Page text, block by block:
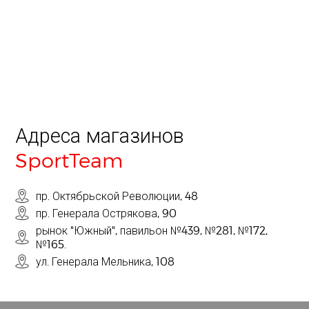
Адреса магазинов
SportTeam
пр. Октябрьской Революции, 48
пр. Генерала Острякова, 90
рынок "Южный", павильон №439, №281, №172,
№165.
ул. Генерала Мельника, 108